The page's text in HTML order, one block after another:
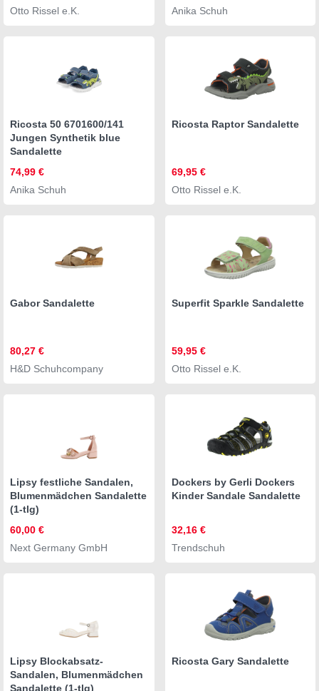
Otto Rissel e.K.
Anika Schuh
Ricosta 50 6701600/141
Jungen Synthetik blue
Sandalette
74,99 €
Anika Schuh
Ricosta Raptor Sandalette
69,95 €
Otto Rissel e.K.
Gabor Sandalette
80,27 €
H&D Schuhcompany
Superfit Sparkle Sandalette
59,95 €
Otto Rissel e.K.
Lipsy festliche Sandalen,
Blumenmädchen Sandalette
(1-tlg)
60,00 €
Next Germany GmbH
Dockers by Gerli Dockers
Kinder Sandale Sandalette
32,16 €
Trendschuh
Lipsy Blockabsatz-
Sandalen, Blumenmädchen
Sandalette (1-tlg)
Ricosta Gary Sandalette